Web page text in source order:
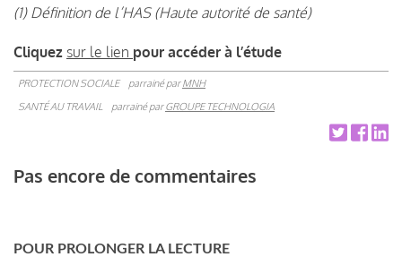
(1) Définition de l’HAS (Haute autorité de santé)
Cliquez sur le lien pour accéder à l’étude
PROTECTION SOCIALE parrainé parMNH
SANTÉ AU TRAVAIL
parrainé parGROUPE TECHNOLOGIA
Pas encore de commentaires
POUR PROLONGER LA LECTURE